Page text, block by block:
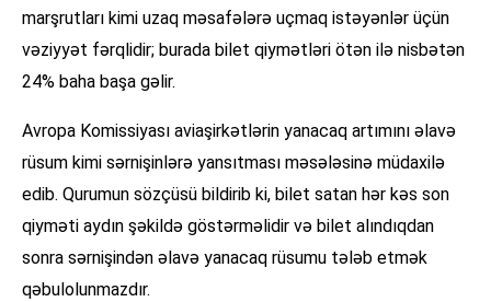
marşrutları kimi uzaq məsafələrə uçmaq istəyənlər üçün
vəziyyət fərqlidir; burada bilet qiymətləri ötən ilə nisbətən
24% baha başa gəlir.
Avropa Komissiyası aviaşirkətlərin yanacaq artımını əlavə
rüsum kimi sərnişinlərə yansıtması məsələsinə müdaxilə
edib. Qurumun sözçüsü bildirib ki, bilet satan hər kəs son
qiyməti aydın şəkildə göstərməlidir və bilet alındıqdan
sonra sərnişindən əlavə yanacaq rüsumu tələb etmək
qəbulolunmazdır.